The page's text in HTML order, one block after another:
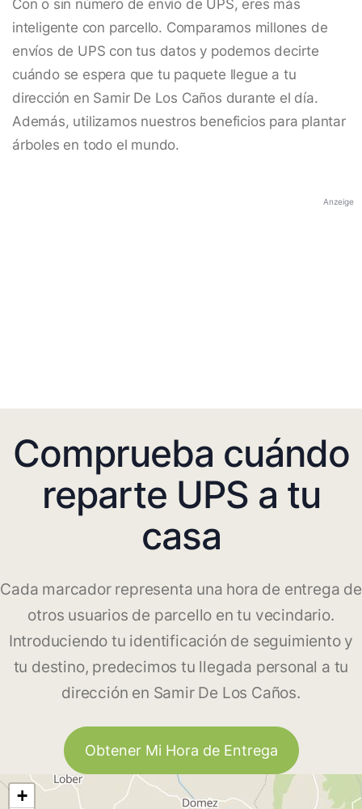
Con o sin número de envío de UPS, eres más
inteligente con parcello. Comparamos millones de
envíos de UPS con tus datos y podemos decirte
cuándo se espera que tu paquete llegue a tu
dirección en Samir De Los Caños durante el día.
Además, utilizamos nuestros beneficios para plantar
árboles en todo el mundo.
Anzeige
Comprueba cuándo
reparte UPS a tu
casa
Cada marcador representa una hora de entrega de
otros usuarios de parcello en tu vecindario.
Introduciendo tu identificación de seguimiento y
tu destino, predecimos tu llegada personal a tu
dirección en Samir De Los Caños.
Obtener Mi Hora de Entrega
+